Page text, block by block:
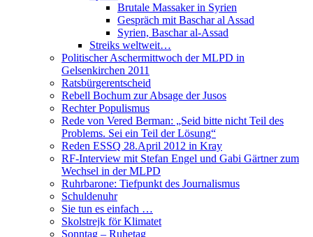
Brutale Massaker in Syrien
Gespräch mit Baschar al Assad
Syrien, Baschar al-Assad
Streiks weltweit…
Politischer Aschermittwoch der MLPD in
Gelsenkirchen 2011
Ratsbürgerentscheid
Rebell Bochum zur Absage der Jusos
Rechter Populismus
Rede von Vered Berman: „Seid bitte nicht Teil des
Problems. Sei ein Teil der Lösung“
Reden ESSQ 28.April 2012 in Kray
RF-Interview mit Stefan Engel und Gabi Gärtner zum
Wechsel in der MLPD
Ruhrbarone: Tiefpunkt des Journalismus
Schuldenuhr
Sie tun es einfach …
Skolstrejk för Klimatet
Sonntag – Ruhetag